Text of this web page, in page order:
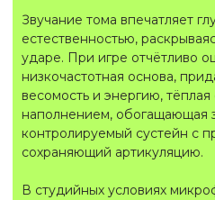
Звучание тома впечатляет
естественностью,
ударе. При игре отчётливо
низкочастотная основа,
весомость и энергию,
наполнением, обогащающая
контролируемый сустейн с
сохраняющий артикуляцию.
В студийных условиях